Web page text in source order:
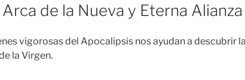
Arca de la Nueva y Eterna Alianza
vigorosas del Apocalipsis nos ayudan a descubrir
la Virgen.